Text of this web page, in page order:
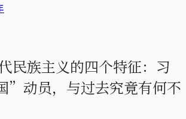
民族主义的四个特征：习
”动员，与过去究竟有何不